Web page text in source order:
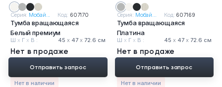
Серия: Мобай... Код: 607170
Тумба вращающаяся
Белый премиум
Ш х Г х В : 45 х47 х72.6 см
Нет в продаже
Нет в наличии
Отправить запрос
Серия: Мобай... Код: 607169
Тумба вращающаяся
Платина
Ш х Г х В : 45 х 47 х 72.6 см
Нет в продаже
Нет в наличии
Отправить запрос